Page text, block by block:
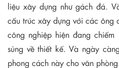
liệu xây dựng như gách đá.
cấu trúc xây dựng với các ông
công nghiệp hiện đang
sủng về thiết kế. Và ngày
phong cách này cho văn